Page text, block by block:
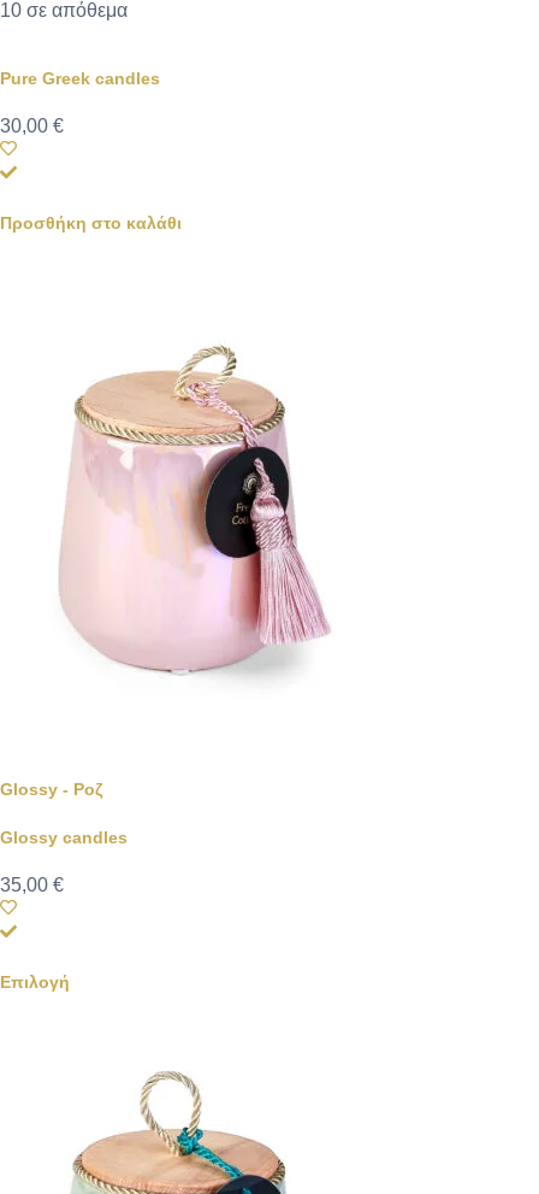
10 σε απόθεμα
Pure Greek candles
30,00 €
Προσθήκη στο καλάθι
Glossy - Ροζ
Glossy candles
35,00 €
Επιλογή